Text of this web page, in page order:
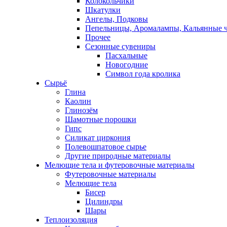
Шкатулки
Ангелы, Подковы
Пепельницы, Аромалампы, Кальянные
Прочее
Сезонные сувениры
Пасхальные
Новогодние
Символ года кролика
Сырьё
Глина
Каолин
Глинозём
Шамотные порошки
Гипс
Силикат циркония
Полевошпатовое сырье
Другие природные материалы
Мелющие тела и футеровочные материалы
Футеровочные материалы
Мелющие тела
Бисер
Цилиндры
Шары
Теплоизоляция